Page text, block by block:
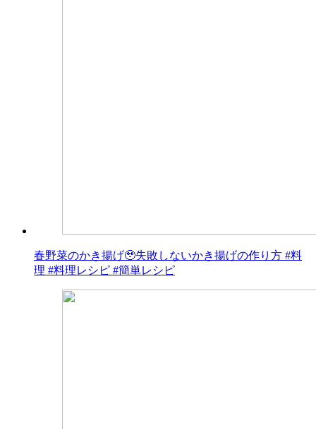
春野菜のかき揚げ🥹失敗しないかき揚げの作り方 #料
理 #料理レシピ #簡単レシピ